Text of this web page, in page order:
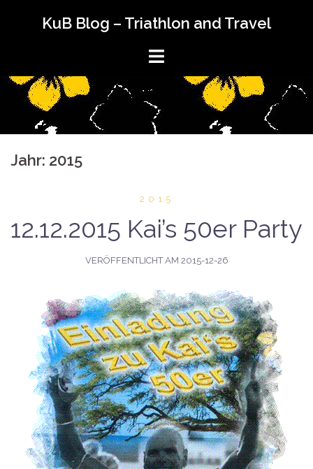
KuB Blog – Triathlon and Travel
Jahr: 2015
2015
12.12.2015 Kai’s 50er Party
VERÖFFENTLICHT AM 2015-12-26